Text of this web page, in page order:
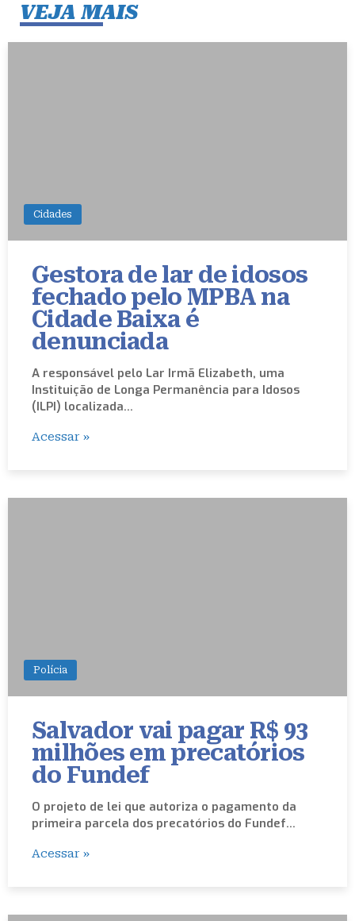
VEJA MAIS
Cidades
Gestora de lar de idosos
fechado pelo MPBA na
Cidade Baixa é
denunciada
A responsável pelo Lar Irmã Elizabeth, uma
Instituição de Longa Permanência para Idosos
(ILPI) localizada…
Acessar »
Polícia
Salvador vai pagar R$ 93
milhões em precatórios
do Fundef
O projeto de lei que autoriza o pagamento da
primeira parcela dos precatórios do Fundef…
Acessar »